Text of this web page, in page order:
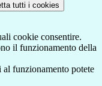
tutti i cookies
cookie consentire.
il funzionamento della
al funzionamento potete